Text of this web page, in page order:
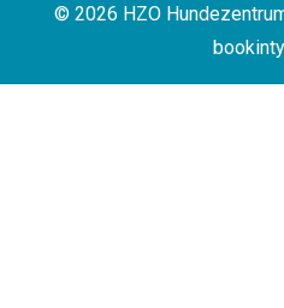
© 2026 HZO